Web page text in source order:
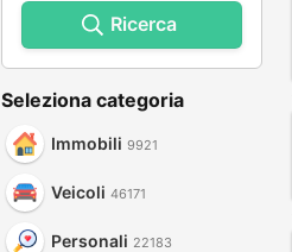
Ricerca
Seleziona categoria
Immobili 9921
Veicoli 46171
Personali 22183